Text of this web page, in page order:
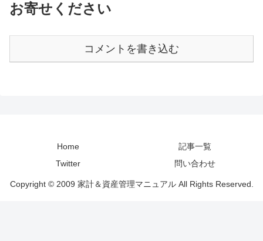
お寄せください
コメントを書き込む
Home
記事一覧
Twitter
問い合わせ
Copyright © 2009 家計＆資産管理マニュアル All Rights Reserved.